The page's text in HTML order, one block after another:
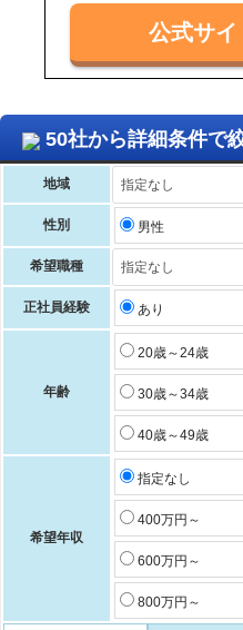
公式サイ
50社から詳細条件で
地域
性別 男性
希望職種
正社員経験 あり
年齢
20歳～24歳
30歳～34歳
40歳～49歳
希望年収
指定なし
400万円～
600万円～
800万円～